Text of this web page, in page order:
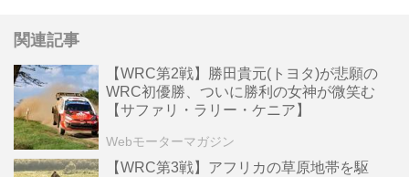
関連記事
【WRC第2戦】勝田貴元(トヨタ)が悲願の
WRC初優勝、ついに勝利の女神が微笑む
【サファリ・ラリー・ケニア】
Webモーターマガジン
【WRC第3戦】アフリカの草原地帯を駆